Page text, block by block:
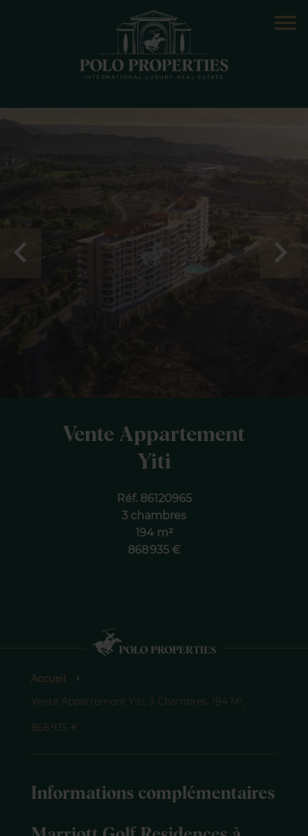
Vente Appartement
Yiti
Réf. 86120965
3 chambres
194 m²
868 935 €
Accueil
Vente Appartement Yiti, 3 Chambres, 194 M²,
868 935 €
Informations complémentaires